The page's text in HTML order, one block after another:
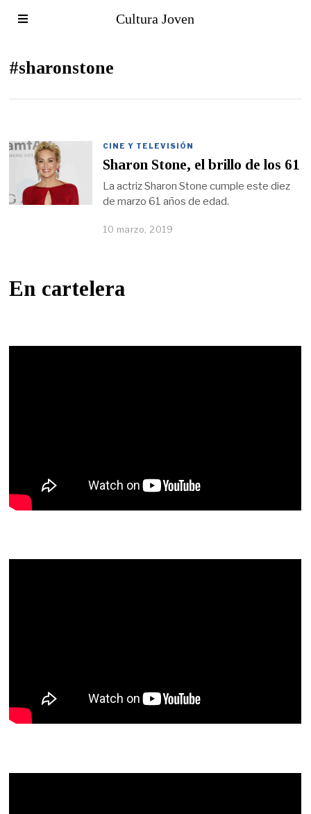
Cultura Joven
#sharonstone
CINE Y TELEVISIÓN
Sharon Stone, el brillo de los 61
La actriz Sharon Stone cumple este diez
de marzo 61 años de edad.
10 marzo, 2019
En cartelera